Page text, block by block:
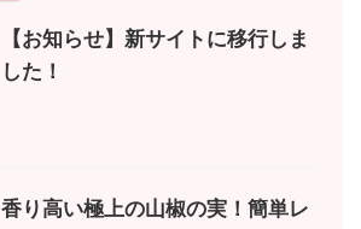
【お知らせ】新サイトに移行しま
した！
香り高い極上の山椒の実！簡単レ